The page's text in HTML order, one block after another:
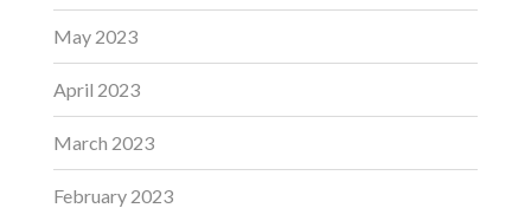
May 2023
April 2023
March 2023
February 2023